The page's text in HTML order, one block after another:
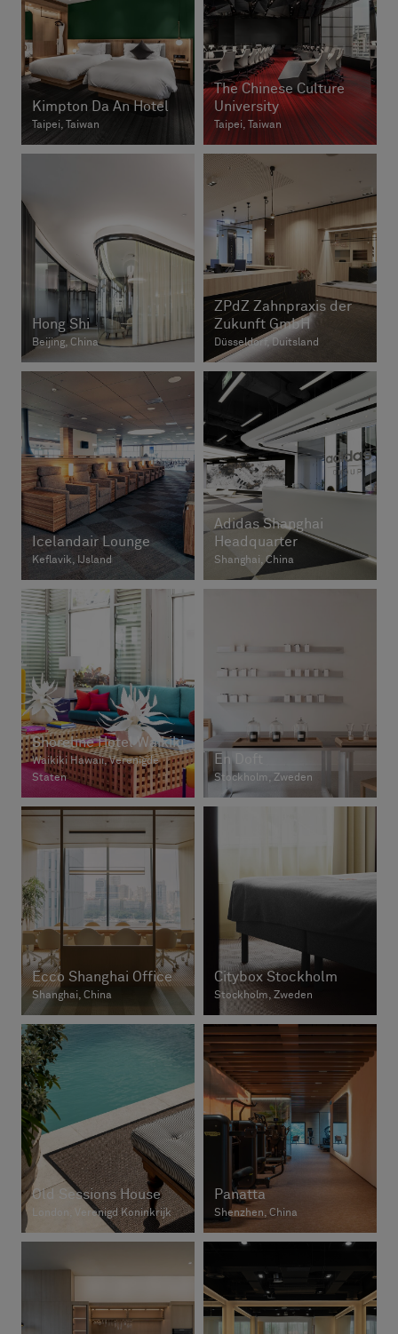
Kimpton Da An Hotel
Taipei, Taiwan
The Chinese Culture
University
Taipei, Taiwan
Hong Shi
Beijing, China
ZPdZ Zahnpraxis der
Zukunft GmbH
Düsseldorf, Duitsland
Icelandair Lounge
Keflavik, IJsland
Adidas Shanghai
Headquarter
Shanghai, China
Shoreline Hotel Waikiki
Waikiki Hawaii, Verenigde
Staten
En Doft
Stockholm, Zweden
Ecco Shanghai Office
Shanghai, China
Citybox Stockholm
Stockholm, Zweden
Old Sessions House
London, Verenigd Koninkrijk
Panatta
Shenzhen, China